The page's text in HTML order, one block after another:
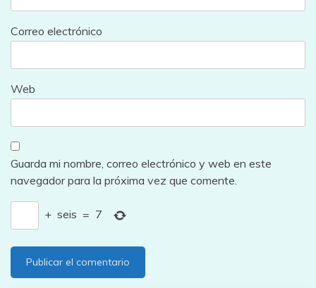
Correo electrónico
Web
Guarda mi nombre, correo electrónico y web en este
navegador para la próxima vez que comente.
+ seis = 7